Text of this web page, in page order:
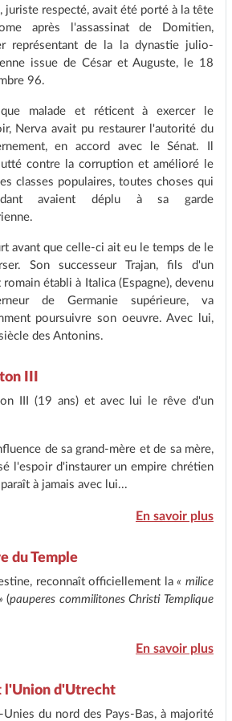
juriste respecté, avait été porté à la tête
après l'assassinat de Domitien,
représentant de la la dynastie julio-
issue de César et Auguste, le 18
96.
malade et réticent à exercer le
Nerva avait pu restaurer l'autorité du
en accord avec le Sénat. Il
contre la corruption et amélioré le
classes populaires, toutes choses qui
avaient déplu à sa garde
avant que celle-ci ait eu le temps de le
Son successeur Trajan, fils d'un
romain établi à Italica (Espagne), devenu
de Germanie supérieure, va
poursuivre son oeuvre. Avec lui,
des Antonins.
III
III (19 ans) et avec lui le rêve d'un
de sa grand-mère et de sa mère,
l'espoir d'instaurer un empire chrétien
à jamais avec lui...
En savoir plus
du Temple
reconnaît officiellement la« milice
(pauperes commilitones Christi Templique
En savoir plus
l'Union d'Utrecht
du nord des Pays-Bas, à majorité